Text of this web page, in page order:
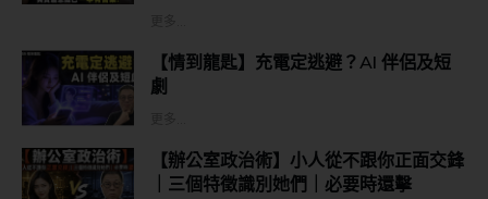
【情到龍匙】充電定逃避？AI 伴侶及短
劇
【辦公室政治術】小人從不跟你正面交鋒
｜三個特徵識別她們｜必要時還擊